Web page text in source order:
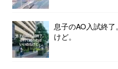
息子のAO入試終
けど。